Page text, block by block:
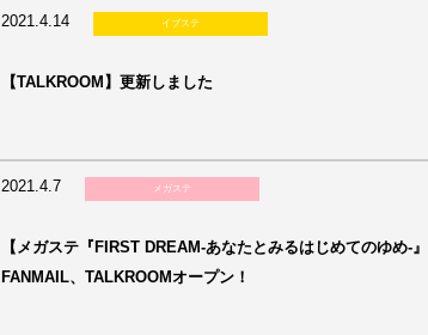
2021.4.14 イブステ
【TALKROOM】更新しました
2021.4.7 メガステ
【メガステ『FIRST DREAM-あなたとみるはじめてのゆめ-
FANMAIL、TALKROOMオープン！